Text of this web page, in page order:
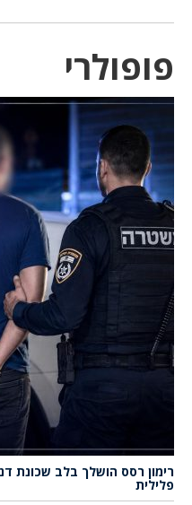
פופולרי
רימון רסס הושלך בלב שכונת
פלילית